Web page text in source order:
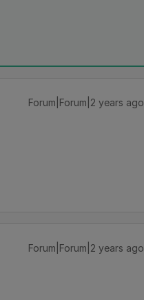
Forum|Forum|2 years ago
Forum|Forum|2 years ago